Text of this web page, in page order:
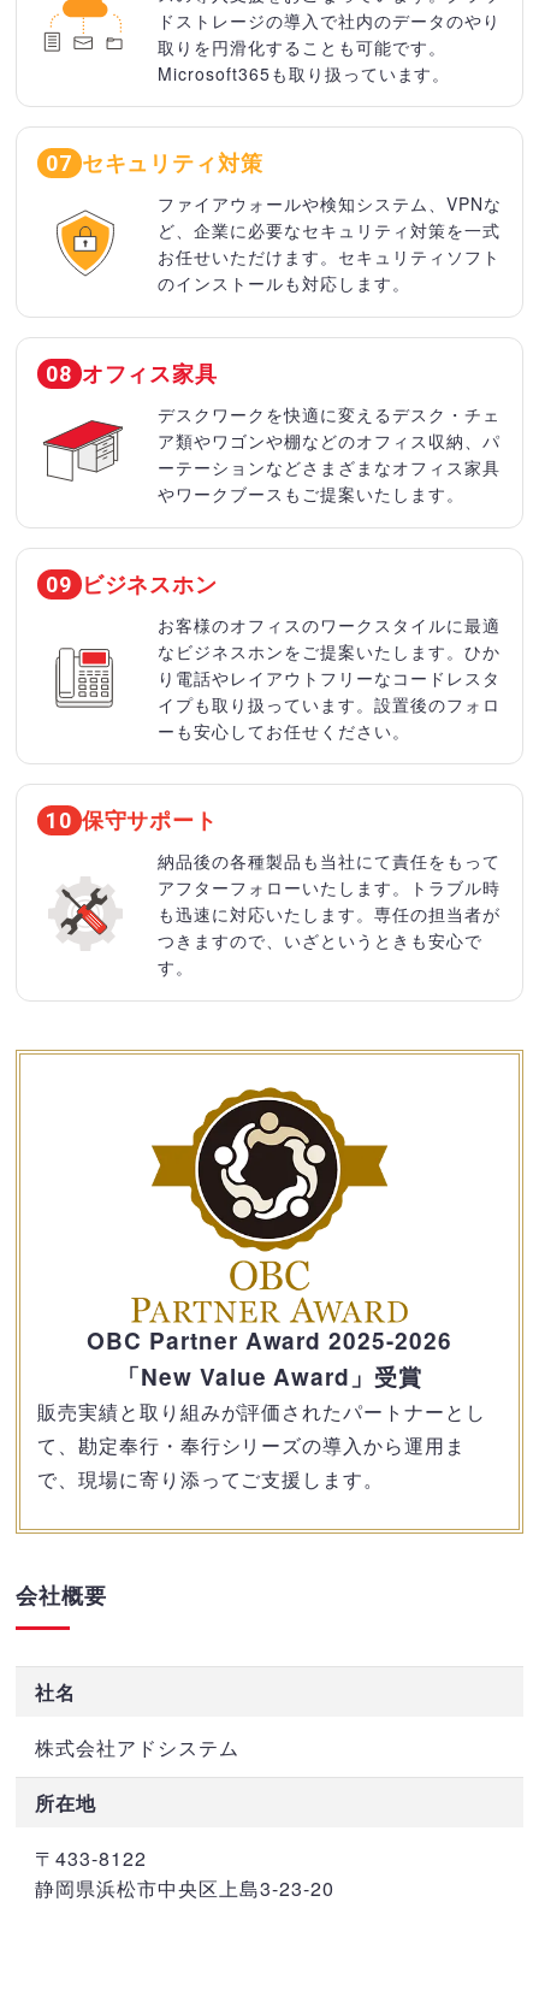
ドストレージの導入で社内のデータのやり
取りを円滑化することも可能です。
Microsoft365も取り扱っています。
07 セキュリティ対策
ファイアウォールや検知システム、VPNな
ど、企業に必要なセキュリティ対策を一式
お任せいただけます。セキュリティソフト
のインストールも対応します。
08 オフィス家具
デスクワークを快適に変えるデスク・チェ
ア類やワゴンや棚などのオフィス収納、パ
ーテーションなどさまざまなオフィス家具
やワークブースもご提案いたします。
09 ビジネスホン
お客様のオフィスのワークスタイルに最適
なビジネスホンをご提案いたします。ひか
り電話やレイアウトフリーなコードレスタ
イプも取り扱っています。設置後のフォロ
ーも安心してお任せください。
10 保守サポート
納品後の各種製品も当社にて責任をもって
アフターフォローいたします。トラブル時
も迅速に対応いたします。専任の担当者が
つきますので、いざというときも安心で
す。
OBC Partner Award 2025-2026
「New Value Award」受賞
販売実績と取り組みが評価されたパートナーとし
て、勘定奉行・奉行シリーズの導入から運用ま
で、現場に寄り添ってご支援します。
会社概要
社名
株式会社アドシステム
所在地
〒433-8122
静岡県浜松市中央区上島3-23-20